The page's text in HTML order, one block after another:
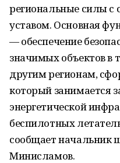
региональные силы с
уставом. Основная
— обеспечение
значимых объектов в
другим регионам,
который занимается
энергетической
беспилотных
сообщает начальник
Минисламов.